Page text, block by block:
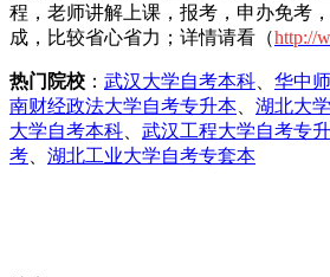
程，老师讲解上课，报考，申办免考
成，比较省心省力；详情请看（http://
热门院校 ： 武汉大学自考本科 华中
南财经政法大学自考专升本
湖北大
大学自考本科
武汉工程大学自考专
考
湖北工业大学自考专套本